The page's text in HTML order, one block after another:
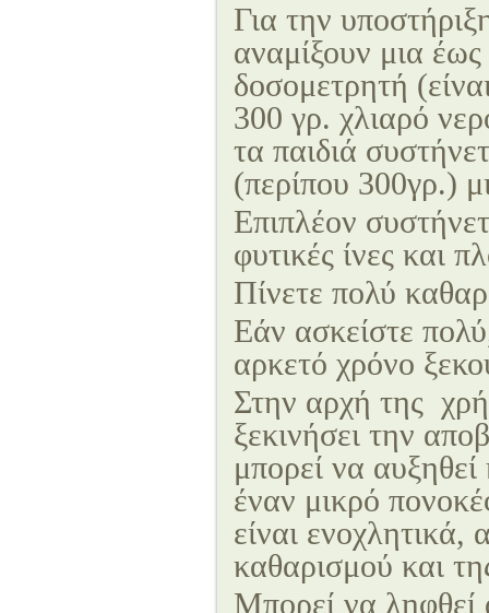
Για την
αναμίξουν μια
δοσομετρητή
300 γρ. χλιαρό
τα παιδιά
(περίπου 300γρ.)
Επιπλέον
φυτικές ίνες και
Πίνετε πολύ
Εάν ασκείστε
αρκετό χρόνο
Στην αρχή της
ξεκινήσει την
μπορεί να
έναν μικρό
είναι
καθαρισμού και
Μπορεί να ληφθεί